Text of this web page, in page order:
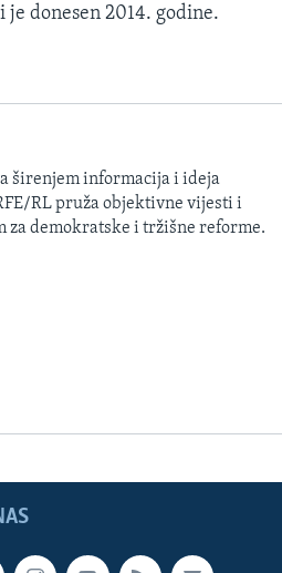
donesen 2014. godine.
širenjem informacija i ideja
RL pruža objektivne vijesti i
za demokratske i tržišne reforme.